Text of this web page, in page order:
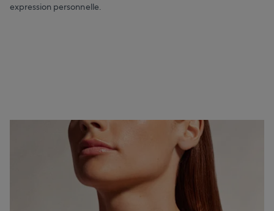
expression personnelle.